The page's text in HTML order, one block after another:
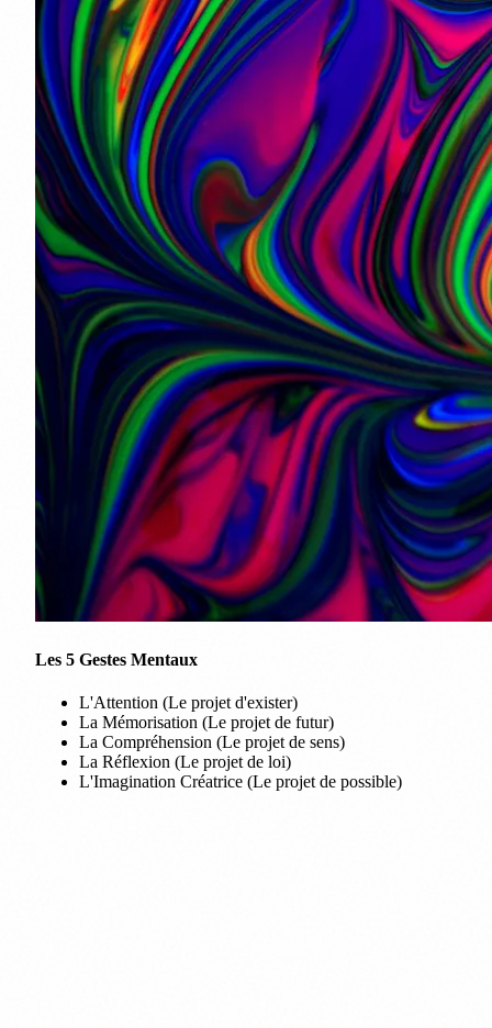
Les 5 Gestes Mentaux
L'Attention (Le projet d'exister)
La Mémorisation (Le projet de futur)
La Compréhension (Le projet de sens)
La Réflexion (Le projet de loi)
L'Imagination Créatrice (Le projet de possible)